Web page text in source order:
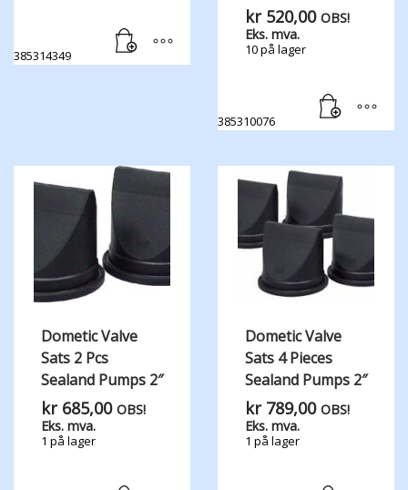
385314349
kr520,00 OBS!
Eks. mva.
10 på lager
385310076
Dometic Valve
Sats 2 Pcs
Sealand Pumps 2″
kr685,00 OBS!
Eks. mva.
1 på lager
Dometic Valve
Sats 4 Pieces
Sealand Pumps 2″
kr789,00 OBS!
Eks. mva.
1 på lager